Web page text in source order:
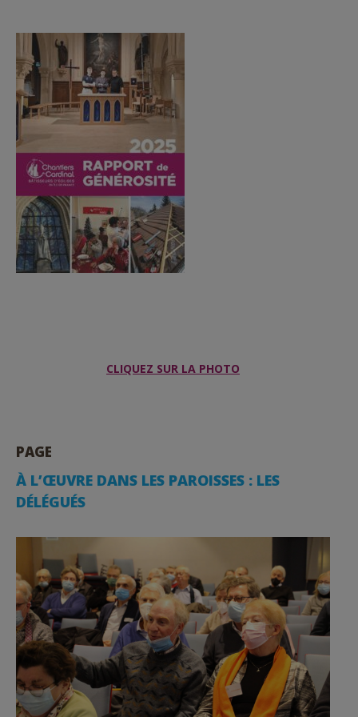
CLIQUEZ SUR LA PHOTO
PAGE
À L’ŒUVRE DANS LES PAROISSES : LES
DÉLÉGUÉS